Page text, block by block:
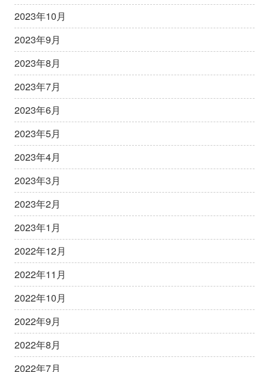
2023年10月
2023年9月
2023年8月
2023年7月
2023年6月
2023年5月
2023年4月
2023年3月
2023年2月
2023年1月
2022年12月
2022年11月
2022年10月
2022年9月
2022年8月
2022年7月